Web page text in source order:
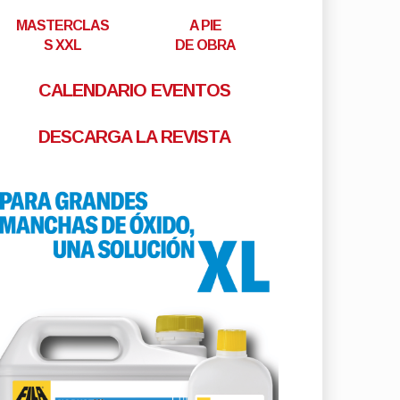
MASTERCLAS
S XXL
A PIE
DE OBRA
CALENDARIO EVENTOS
DESCARGA LA REVISTA